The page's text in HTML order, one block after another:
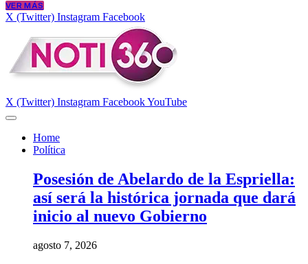
VER MÁS
X (Twitter) Instagram Facebook
X (Twitter) Instagram FacebookYouTube
Home
Política
Posesión de Abelardo de la Espriella:
así será la histórica jornada que dará
inicio al nuevo Gobierno
agosto 7, 2026